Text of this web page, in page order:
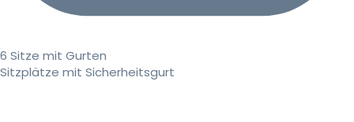
6 Sitze mit Gurten
Sitzplätze mit Sicherheitsgurt